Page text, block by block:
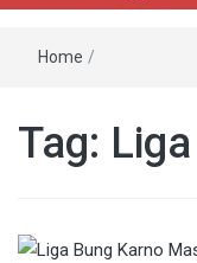
Home /
Tag: